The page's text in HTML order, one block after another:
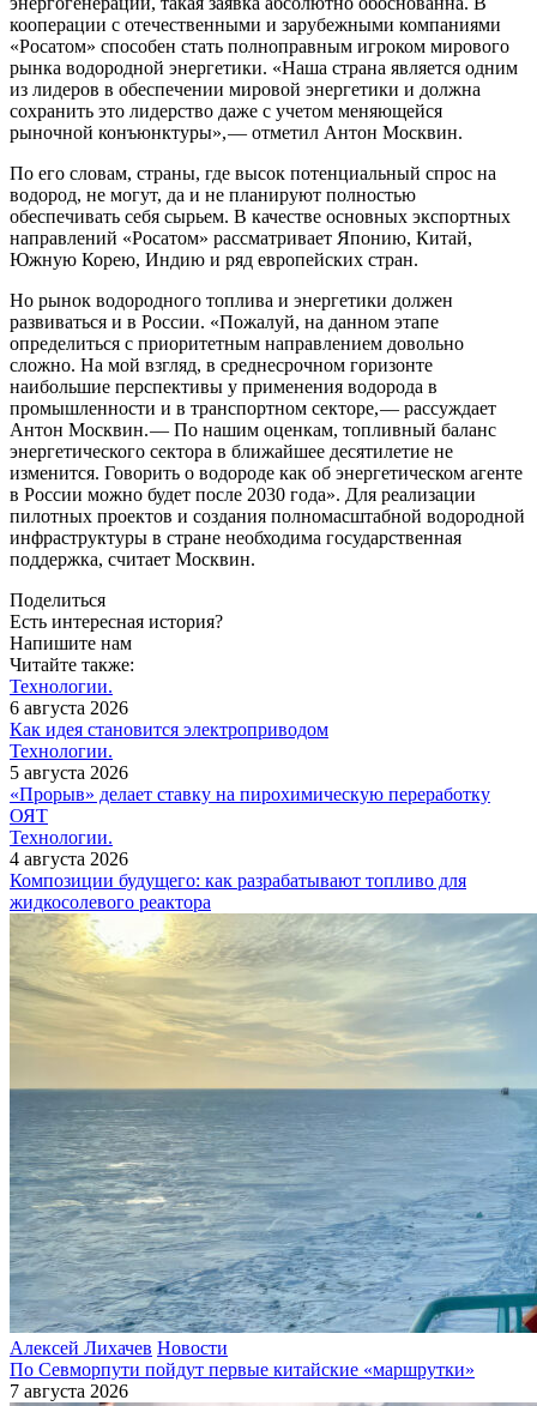
кооперации с отечественными и зарубежными компаниями
«Росатом» способен стать полноправным игроком мирового
рынка водородной энергетики. «Наша страна является одним
из лидеров в обеспечении мировой энергетики и должна
сохранить это лидерство даже с учетом меняющейся
рыночной конъюнктуры», — ​отметил Антон Москвин.
По его словам, страны, где высок потенциальный спрос на
водород, не могут, да и не планируют полностью
обеспечивать себя сырьем. В качестве основных экспортных
направлений «Росатом» рассматривает Японию, Китай,
Южную Корею, Индию и ряд европейских стран.
Но рынок водородного топлива и энергетики должен
развиваться и в России. «Пожалуй, на данном этапе
определиться с приоритетным направлением довольно
сложно. На мой взгляд, в среднесрочном горизонте
наибольшие перспективы у применения водорода в
промышленности и в транспортном секторе, — ​рассуждает
Антон Москвин. — ​По нашим оценкам, топливный баланс
энергетического сектора в ближайшее десятилетие не
изменится. Говорить о водороде как об энергетическом агенте
в России можно будет после 2030 года». Для реализации
пилотных проектов и создания полномасштабной водородной
инфраструктуры в стране необходима государственная
поддержка, считает Москвин.
Поделиться
Есть интересная история?
Напишите нам
Читайте также:
Технологии.
6 августа 2026
Как идея становится электроприводом
Технологии.
5 августа 2026
«Прорыв» делает ставку на пирохимическую переработку
ОЯТ
Технологии.
4 августа 2026
Композиции будущего: как разрабатывают топливо для
жидкосолевого реактора
Алексей Лихачев Новости
По Севморпути пойдут первые китайские «маршрутки»
7 августа 2026